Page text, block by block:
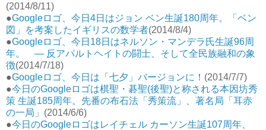
(2014/8/11)
●Googleロゴ、今日4日はジョン ベン生誕180周年。「ベン
図」を考案したイギリスの数学者(2014/8/4)
●Googleロゴ、今日18日はネルソン・マンデラ氏生誕96周
年。 — 反アパルトヘイトの闘士、そして全民族融和の象
徴(2014/7/18)
●Googleロゴ、今日は「七夕」バージョンに！ (2014/7/7)
●今日のGoogleロゴは棋聖・碁聖(後聖)と称される本因坊秀
策 生誕185周年。先番の布石法「秀策流」、著名局「耳赤
の一局」 (2014/6/6)
●今日のGoogleロゴはレイチェル カーソン生誕107周年、